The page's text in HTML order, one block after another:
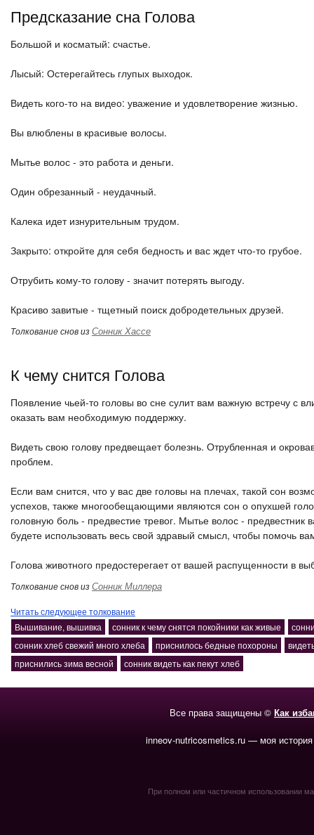
Предсказание сна Голова
Большой и косматый: счастье.
Лысый: Остерегайтесь глупых выходок.
Видеть кого-то на видео: уважение и удовлетворение жизнью.
Вы влюблены в красивые волосы.
Мытье волос - это работа и деньги.
Один обрезанный - неудачный.
Калека идет изнурительным трудом.
Закрыто: откройте для себя бедность и вас ждет что-то грубое.
Отрубить кому-то голову - значит потерять выгоду.
Красиво завитые - тщетный поиск добродетельных друзей.
Толкование снов изСонник Хассе
К чему снится Голова
Появление чьей-то головы во сне сулит вам важную встречу с
оказать вам необходимую поддержку.
Видеть свою голову предвещает болезнь. Отрубленная и
проблем.
Если вам снится, что у вас две головы на плечах, такой сон
успехов, также многообещающими являются сон о опухшей
головную боль - предвестие тревог. Мытье волос -
будете использовать весь свой здравый смысл, чтобы помочь
Голова животного предостерегает от вашей распущенности в
Толкование снов изСонник Миллера
Читать следующее толкование
Вышивание, вышивка
сонник к чему снятся покойники как живые
сонник хлеб свежий много хлеба
приснилось бедные похороны
приснились зима весной
сонник видеть как пекут хлеб
Все права защищены © Как
inneov-nutricosmetics.ru — моя
При полном или частичном использовании